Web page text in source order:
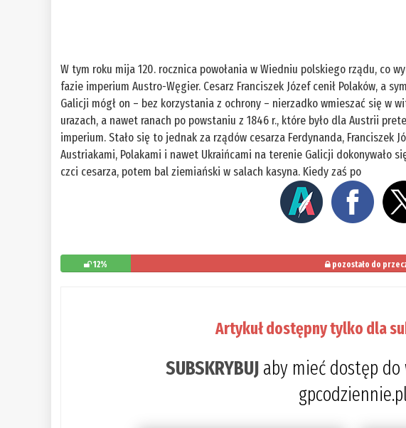
W tym roku mija 120. rocznica powołania w Wiedniu polskiego rządu, co
fazie imperium Austro-Węgier. Cesarz Franciszek Józef cenił Polaków, a
Galicji mógł on – bez korzystania z ochrony – nierzadko wmieszać się w
urazach, a nawet ranach po powstaniu z 1846 r., które było dla Austrii
imperium. Stało się to jednak za rządów cesarza Ferdynanda, Franciszek
Austriakami, Polakami i nawet Ukraińcami na terenie Galicji dokonywało
czci cesarza, potem bal ziemiański w salach kasyna. Kiedy zaś po
12% pozostało do
Artykuł dostępny tylko dla
SUBSKRYBUJaby mieć dostęp